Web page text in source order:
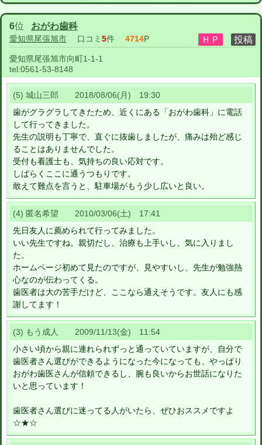
6位 おがわ歯科
愛知県尾張旭市 口コミ 5件 4714P
愛知県尾張旭市向町1-1-1
tel:0561-53-8148
(5) 城山三郎 2018/08/06(月) 19:30
歯がグラグラしてきたため、近くにある「おがわ歯科」に電話
して行ってきました。
先生の説明も丁寧で、直ぐに抜歯しましたが、痛みは殆ど感じ
ることはありませんでした。
受付も看護士も、気持ちの良い応対です。
しばらくここに通うつもりです。
敢えて難点を言うと、駐車場がもう少し広いと良い。
(4) 匿名希望 2010/03/06(土) 17:41
先日友人に薦められて行ってみました。
いい先生ですね。親切だし、治療も上手いし、気に入りまし
た。
ホームページ初めて見たのですが、見やすいし、先生が勉強熱
心なのが伝わってくる。
歯医者は大の苦手だけど、ここなら通えそうです。友人にも感
謝してます！
(3) もう成人 2009/11/13(金) 11:54
小さい頃から親に連れられずっと通っていていますが、自分で
歯医者さん選びができるようになった今になっても、やっぱり
おがわ歯医さんが信頼できるし、腕も良いからお世話になりた
いと思っています！
歯医者さん選びに迷ってる人がいたら、ぜひおススメですよ
☆★☆